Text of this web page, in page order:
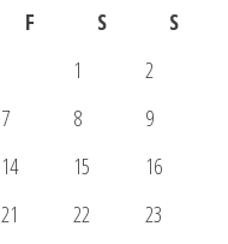
F S
S
1
2
7 8
9
14 15
16
21 22
23